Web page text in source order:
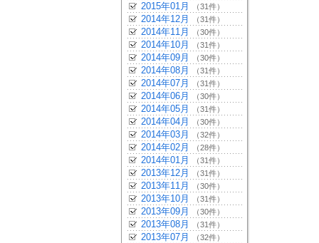
2015年01月 （31件）
2014年12月 （31件）
2014年11月 （30件）
2014年10月 （31件）
2014年09月 （30件）
2014年08月 （31件）
2014年07月 （31件）
2014年06月 （30件）
2014年05月 （31件）
2014年04月 （30件）
2014年03月 （32件）
2014年02月 （28件）
2014年01月 （31件）
2013年12月 （31件）
2013年11月 （30件）
2013年10月 （31件）
2013年09月 （30件）
2013年08月 （31件）
2013年07月 （32件）